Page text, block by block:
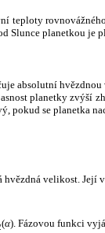
teploty
Slunce planetkou je
absolutní hvězdnou
planetky zvýší
pokud se planetka
hvězdná velikost. Její
(α). Fázovou funkci